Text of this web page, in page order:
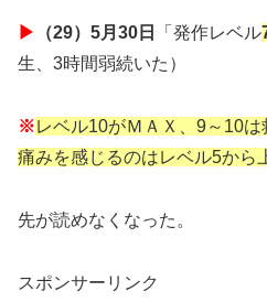
▶ （29）5月30日 「発作レベル
生、3時間弱続いた）
※レベル10がＭＡＸ、9～10は
痛みを感じるのはレベル5から
先が読めなくなった。
スポンサーリンク